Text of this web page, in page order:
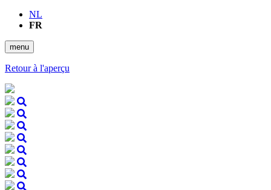
NL
FR
menu
Retour à l'aperçu